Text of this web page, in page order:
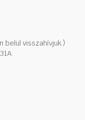
belül visszahívjuk.)